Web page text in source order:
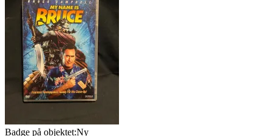
Badge på objektet:Ny